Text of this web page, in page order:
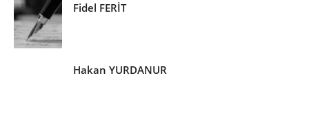
Fidel FERİT
Hakan YURDANUR